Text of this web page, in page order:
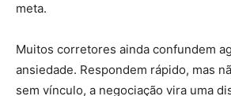
meta.
Muitos corretores ainda confundem
ansiedade. Respondem rápido, mas
sem vínculo, a negociação vira uma